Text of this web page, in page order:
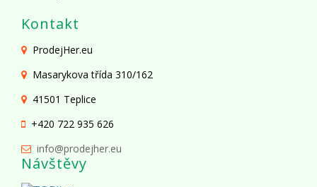
Kontakt
ProdejHer.eu
Masarykova třída 310/162
41501 Teplice
+420 722 935 626
info@prodejher.eu
Návštěvy